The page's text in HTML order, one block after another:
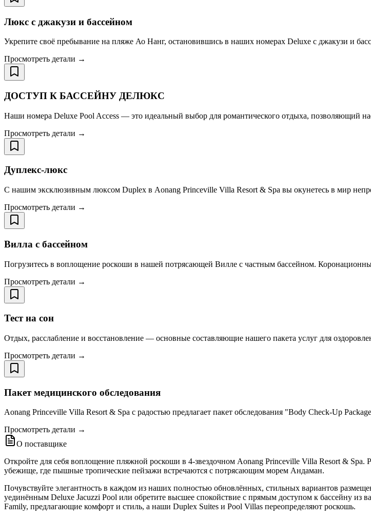
Люкс с джакузи и бассейном
Укрепите своё пребывание на пляже Ао Нанг, остановившись в наших номерах Deluxe с джакузи и
Просмотреть детали →
ДОСТУП К БАССЕЙНУ ДЕЛЮКС
Наши номера Deluxe Pool Access — это идеальный выбор для романтического отдыха, позволяющий
Просмотреть детали →
Дуплекс-люкс
С нашим эксклюзивным люксом Duplex в Aonang Princeville Villa Resort & Spa вы окунетесь в мир
Просмотреть детали →
Вилла с бассейном
Погрузитесь в воплощение роскоши в нашей потрясающей Вилле с частным бассейном.
Просмотреть детали →
Тест на сон
Отдых, расслабление и восстановление — основные составляющие нашего пакета услуг для
Просмотреть детали →
Пакет медицинского обследования
Aonang Princeville Villa Resort & Spa с радостью предлагает пакет обследования "Body Check-Up
Просмотреть детали →
О поставщике
Откройте для себя воплощение пляжной роскоши в 4-звездочном Aonang Princeville Villa Resort &
убежище, где пышные тропические пейзажи встречаются с потрясающим морем Андаман.
Почувствуйте элегантность в каждом из наших полностью обновлённых, стильных вариантов
уединённым Deluxe Jacuzzi Pool или обретите высшее спокойствие с прямым доступом к бассейну из
Family, предлагающие комфорт и стиль, а наши Duplex Suites и Pool Villas переопределяют роскошь.